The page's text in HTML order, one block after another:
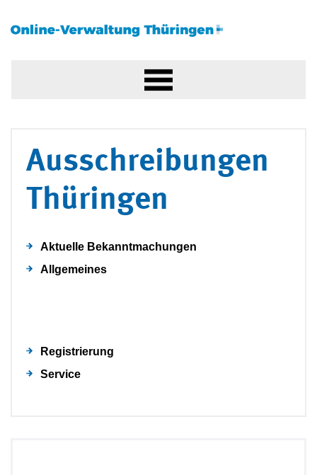
Ausschreibungen
Thüringen
Aktuelle Bekanntmachungen
Allgemeines
Registrierung
Service